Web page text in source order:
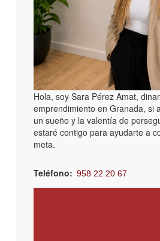
Hola, soy Sara Pérez Amat,
emprendimiento en Granada, si
un sueño y la valentía de
estaré contigo para ayudarte a
meta.
Teléfono 958 22 20 67